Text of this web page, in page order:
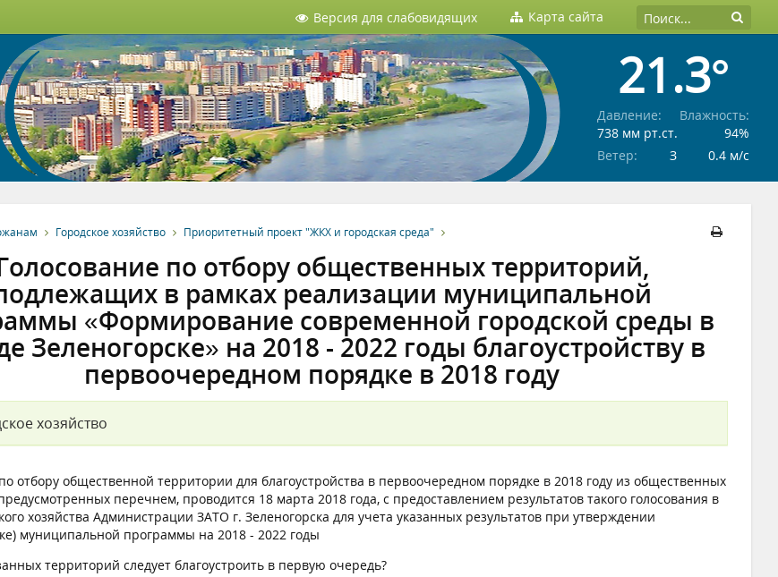
Версия для слабовидящих Карта сайта
21.3°
Давление:
738 мм рт.ст.
Влажность:
94%
Ветер:
З 0.4 м/c
Городское хозяйство Приоритетный проект "ЖКХ и городская среда"
по отбору общественных территорий,
в рамках реализации муниципальной
«Формирование современной городской среды в
Зеленогорске» на 2018 - 2022 годы благоустройству в
первоочередном порядке в 2018 году
хозяйство
отбору общественной территории для благоустройства в первоочередном порядке в 2018 году из общественных
перечнем, проводится 18 марта 2018 года, с предоставлением результатов такого голосования в
хозяйства Администрации ЗАТО г. Зеленогорска для учета указанных результатов при утверждении
муниципальной программы на 2018 - 2022 годы
территорий следует благоустроить в первую очередь?